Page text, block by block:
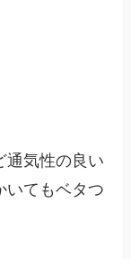
通気性の良い
いてもベタつ